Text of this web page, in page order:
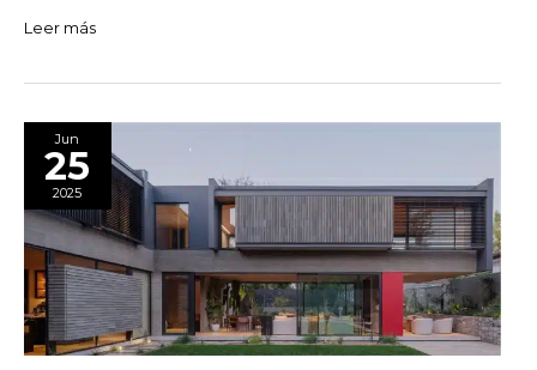
Leer más
Jun
25
2025
Proyecto
Piedra
Roja
Elton
Leniz
Arquitectos